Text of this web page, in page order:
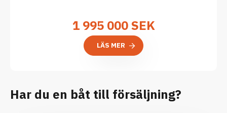
1 995 000SEK
LÄS MER
Har du en båt till försäljning?